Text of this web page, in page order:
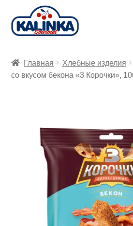
Перейти
к
Перейти
к
Заказ онлайн
Доставка
Главная Хлебные изделия
со вкусом бекона «3 Корочки»,